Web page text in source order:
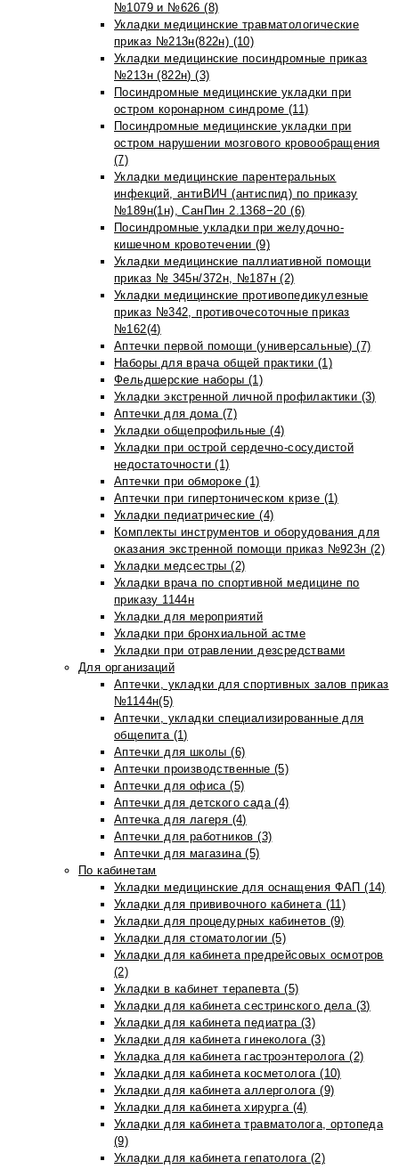
№1079 и №626 (8)
Укладки медицинские травматологические
приказ №213н(822н) (10)
Укладки медицинские посиндромные приказ
№213н (822н) (3)
Посиндромные медицинские укладки при
остром коронарном синдроме (11)
Посиндромные медицинские укладки при
остром нарушении мозгового кровообращения
(7)
Укладки медицинские парентеральных
инфекций, антиВИЧ (антиспид) по приказу
№189н(1н), СанПин 2.1368−20 (6)
Посиндромные укладки при желудочно-
кишечном кровотечении (9)
Укладки медицинские паллиативной помощи
приказ № 345н/372н, №187н (2)
Укладки медицинские противопедикулезные
приказ №342, противочесоточные приказ
№162(4)
Аптечки первой помощи (универсальные) (7)
Наборы для врача общей практики (1)
Фельдшерские наборы (1)
Укладки экстренной личной профилактики (3)
Аптечки для дома (7)
Укладки общепрофильные (4)
Укладки при острой сердечно-сосудистой
недостаточности (1)
Аптечки при обмороке (1)
Аптечки при гипертоническом кризе (1)
Укладки педиатрические (4)
Комплекты инструментов и оборудования для
оказания экстренной помощи приказ №923н (2)
Укладки медсестры (2)
Укладки врача по спортивной медицине по
приказу 1144н
Укладки для мероприятий
Укладки при бронхиальной астме
Укладки при отравлении дезсредствами
Для организаций
Аптечки, укладки для спортивных залов приказ
№1144н(5)
Аптечки, укладки специализированные для
общепита (1)
Аптечки для школы (6)
Аптечки производственные (5)
Аптечки для офиса (5)
Аптечки для детского сада (4)
Аптечка для лагеря (4)
Аптечки для работников (3)
Аптечки для магазина (5)
По кабинетам
Укладки медицинские для оснащения ФАП (14)
Укладки для прививочного кабинета (11)
Укладки для процедурных кабинетов (9)
Укладки для стоматологии (5)
Укладки для кабинета предрейсовых осмотров
(2)
Укладки в кабинет терапевта (5)
Укладки для кабинета сестринского дела (3)
Укладки для кабинета педиатра (3)
Укладки для кабинета гинеколога (3)
Укладка для кабинета гастроэнтеролога (2)
Укладки для кабинета косметолога (10)
Укладки для кабинета аллерголога (9)
Укладки для кабинета хирурга (4)
Укладки для кабинета травматолога, ортопеда
(9)
Укладки для кабинета гепатолога (2)